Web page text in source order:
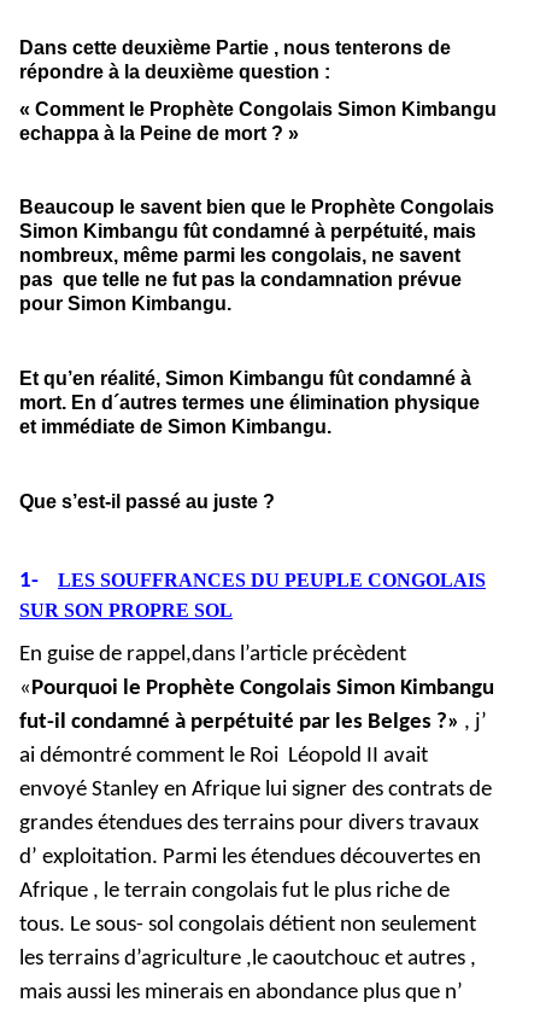
Dans cette deuxième Partie , nous tenterons de
répondre à la deuxième question :
« Comment le Prophète Congolais Simon Kimbangu
echappa à la Peine de mort ? »
Beaucoup le savent bien que le Prophète Congolais
Simon Kimbangu fût condamné à perpétuité, mais
nombreux, même parmi les congolais, ne savent
pas que telle ne fut pas la condamnation prévue
pour Simon Kimbangu.
Et qu’en réalité, Simon Kimbangu fût condamné à
mort. En d´autres termes une élimination physique
et immédiate de Simon Kimbangu.
Que s’est-il passé au juste ?
1-
LES SOUFFRANCES DU PEUPLE CONGOLAIS
SUR SON PROPRE SOL
En guise de rappel,dans l’article précèdent
«Pourquoi le Prophète Congolais Simon Kimbangu
fut-il condamné à perpétuité par les Belges ?» , j’
ai démontré comment le Roi Léopold II avait
envoyé Stanley en Afrique lui signer des contrats de
grandes étendues des terrains pour divers travaux
d’ exploitation. Parmi les étendues découvertes en
Afrique , le terrain congolais fut le plus riche de
tous. Le sous- sol congolais détient non seulement
les terrains d’agriculture ,le caoutchouc et autres ,
mais aussi les minerais en abondance plus que n’